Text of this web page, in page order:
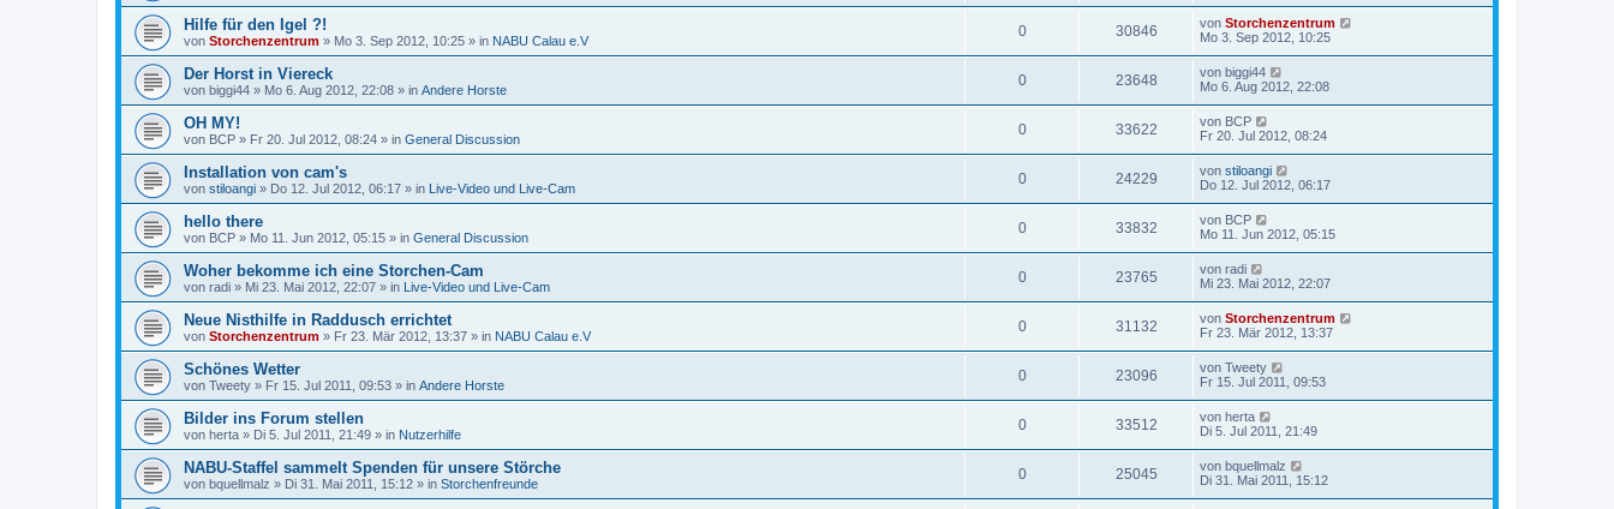
Hilfe für den Igel ?!
von Storchenzentrum » Mo 3. Sep 2012, 10:25 » in NABU Calau e.V
0 30846 von Storchenzentrum
Mo 3. Sep 2012, 10:25
Der Horst in Viereck
von biggi44 » Mo 6. Aug 2012, 22:08 » in Andere Horste
0 23648 von biggi44
Mo 6. Aug 2012, 22:08
OH MY!
von BCP » Fr 20. Jul 2012, 08:24 » in General Discussion
0 33622 von BCP
Fr 20. Jul 2012, 08:24
Installation von cam's
von stiloangi » Do 12. Jul 2012, 06:17 » in Live-Video und Live-Cam
0 24229 von stiloangi
Do 12. Jul 2012, 06:17
hello there
von BCP » Mo 11. Jun 2012, 05:15 » in General Discussion
0 33832 von BCP
Mo 11. Jun 2012, 05:15
Woher bekomme ich eine Storchen-Cam
von radi » Mi 23. Mai 2012, 22:07 » in Live-Video und Live-Cam
0 23765 von radi
Mi 23. Mai 2012, 22:07
Neue Nisthilfe in Raddusch errichtet
von Storchenzentrum » Fr 23. Mär 2012, 13:37 » in NABU Calau e.V
0 31132 von Storchenzentrum
Fr 23. Mär 2012, 13:37
Schönes Wetter
von Tweety » Fr 15. Jul 2011, 09:53 » in Andere Horste
0 23096 von Tweety
Fr 15. Jul 2011, 09:53
Bilder ins Forum stellen
von herta » Di 5. Jul 2011, 21:49 » in Nutzerhilfe
0 33512 von herta
Di 5. Jul 2011, 21:49
NABU-Staffel sammelt Spenden für unsere Störche
von bquellmalz » Di 31. Mai 2011, 15:12 » in Storchenfreunde
0 25045 von bquellmalz
Di 31. Mai 2011, 15:12